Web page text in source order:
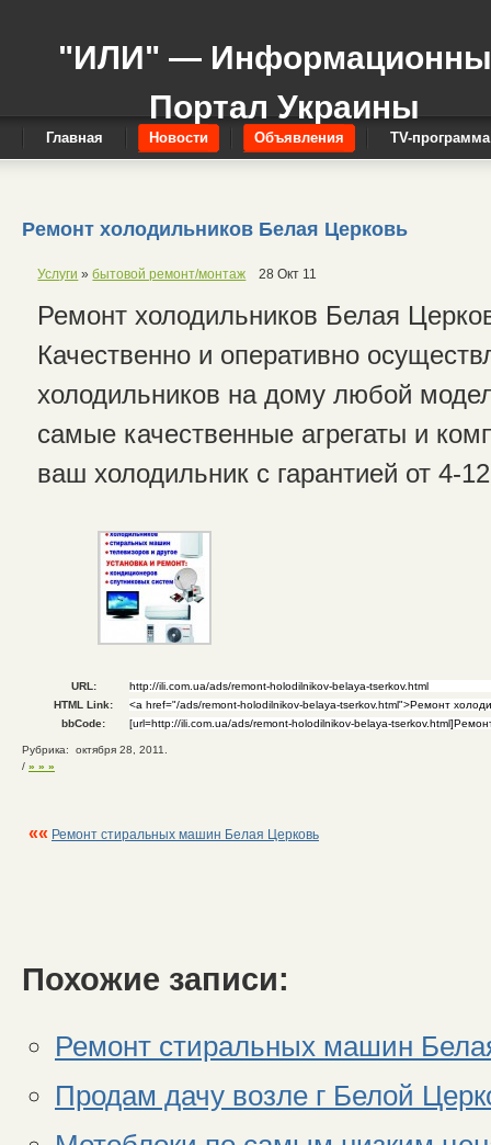
"ИЛИ" —
Портал Украины
Главная Новости Объявления TV-программа
Ремонт холодильников Белая Церковь
Услуги »бытовой ремонт/монтаж 28 Окт 11
Ремонт холодильников Белая
Качественно и оперативно
холодильников на дому любой
самые качественные агрегаты и
ваш холодильник с гарантией от 4-
URL:
HTML Link:
bbCode:
Рубрика: октября 28, 2011.
/ » » »
«« Ремонт стиральных машин Белая Церковь
Похожие записи:
Ремонт стиральных машин
Продам дачу возле г Белой